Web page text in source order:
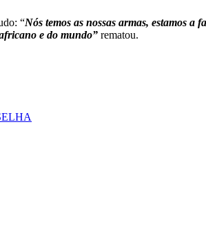
“Nós temos as nossas armas, estamos a
e do mundo” rematou.